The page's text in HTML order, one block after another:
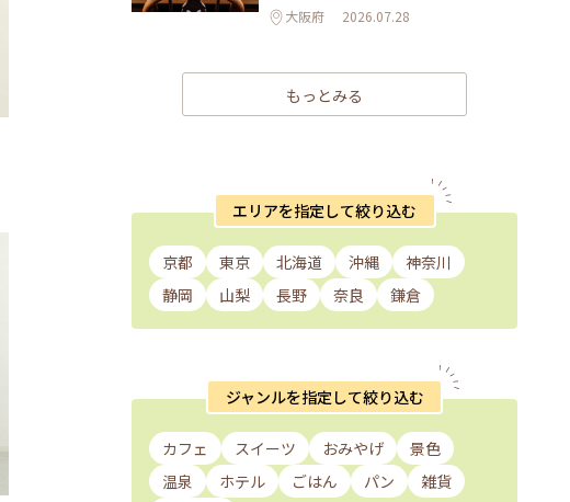
大阪府 2026.07.28
もっとみる
エリアを指定して絞り込む
京都 東京 北海道 沖縄
神奈川
静岡
山梨 長野 奈良 鎌倉
ジャンルを指定して絞り込む
カフェ スイーツ おみやげ
景色
温泉
ホテル ごはん パン
雑貨